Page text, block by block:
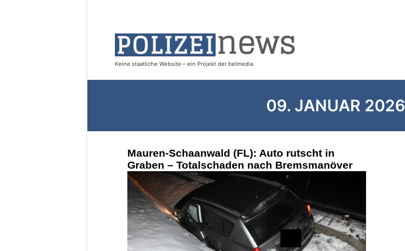
09. JANUAR 2026
Mauren-Schaanwald (FL): Auto rutscht in
Graben – Totalschaden nach Bremsmanöver